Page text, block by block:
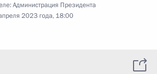
Администрация Президента
2023 года, 18:00